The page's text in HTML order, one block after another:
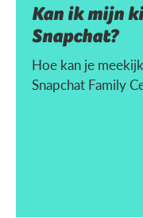
Kan ik mijn
Snapchat?
Hoe kan je
Snapchat Family